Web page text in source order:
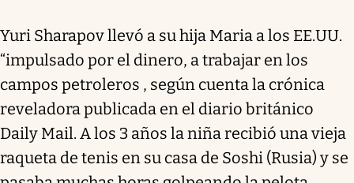
Yuri Sharapov llevó a su hija Maria a los EE.UU.
“impulsado por el dinero, a trabajar en los
campos petroleros , según cuenta la crónica
reveladora publicada en el diario británico
Daily Mail. A los 3 años la niña recibió una vieja
raqueta de tenis en su casa de Soshi (Rusia) y se